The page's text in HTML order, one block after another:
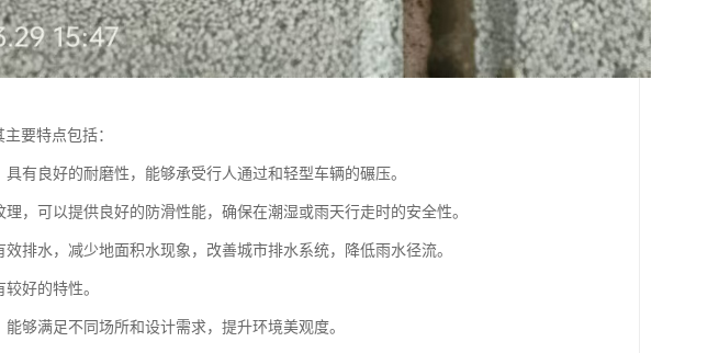
要特点包括：
有良好的耐磨性，能够承受行人通过和轻型车辆的碾压。
，可以提供良好的防滑性能，确保在潮湿或雨天行走时的安全性。
排水，减少地面积水现象，改善城市排水系统，降低雨水径流。
好的特性。
够满足不同场所和设计需求，提升环境美观度。